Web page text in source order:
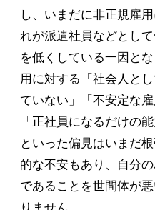
し、いまだに非正規雇
れが派遣社員などとし
を低くしている一因と
用に対する「社会人と
ていない」「不安定な
「正社員になるだけの
といった偏見はいまだ
的な不安もあり、自分
であることを世間体が